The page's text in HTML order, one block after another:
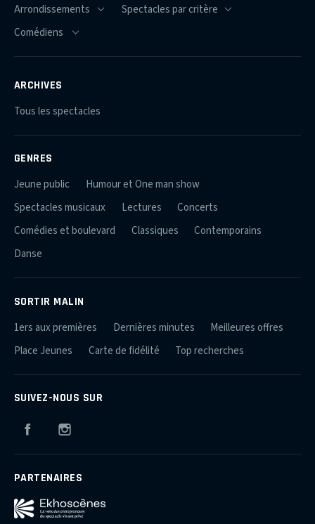
ARCHIVES
Tous les spectacles
GENRES
Jeune public
Humour et One man show
Spectacles musicaux
Lectures
Concerts
Comédies et boulevard
Classiques
Contemporains
Danse
SORTIR MALIN
1ers aux premières Dernières minutes
Meilleures offres
Place Jeunes
Carte de fidélité Top recherches
SUIVEZ-NOUS SUR
Facebook
PARTENAIRES